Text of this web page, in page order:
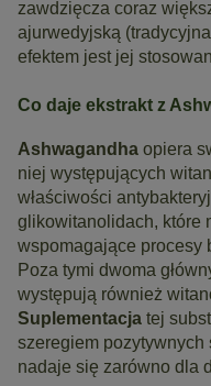
zawdzięcza coraz
ajurwedyjską
efektem jest jej
Co daje ekstrakt z
Ashwagandha opiera
niej występujących
właściwości
glikowitanolidach, które
wspomagające procesy
Poza tymi dwoma
występują również
Suplementacja tej
szeregiem pozytywnych
nadaje się zarówno dla